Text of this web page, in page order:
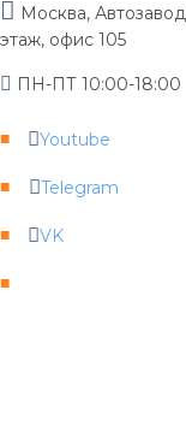
Москва,
этаж, офис 105
ПН-ПТ 10:00-18:00
Youtube
Telegram
VK